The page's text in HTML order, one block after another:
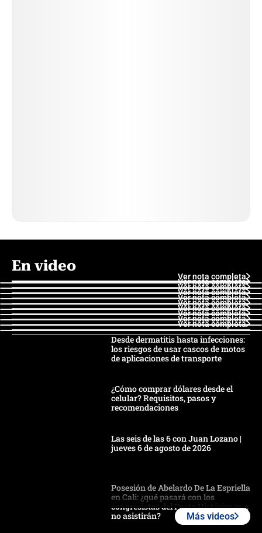
En video
Ver nota completa
Ver nota completa
Ver nota completa
Ver nota completa
Ver nota completa
Ver nota completa
Ver nota completa
Ver nota completa
Ver nota completa
Ver nota completa
Desde dermatitis hasta infecciones:
los riesgos de usar cascos de motos
de aplicaciones de transporte
¿Cómo comprar dólares desde el
celular? Requisitos, pasos y
recomendaciones
Las seis de las 6 con Juan Lozano |
jueves 6 de agosto de 2026
Posesión de Abelardo De La Espriella
en Cali: ¿qué pasará con los
congresistas del Pacto Histórico que
no asistirán?
Más videos